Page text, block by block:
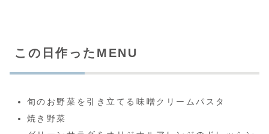
この日作ったMENU
旬のお野菜を引き立てる味噌クリームパスタ
焼き野菜